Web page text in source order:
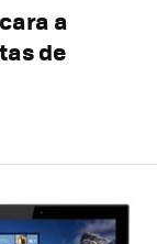
a
de